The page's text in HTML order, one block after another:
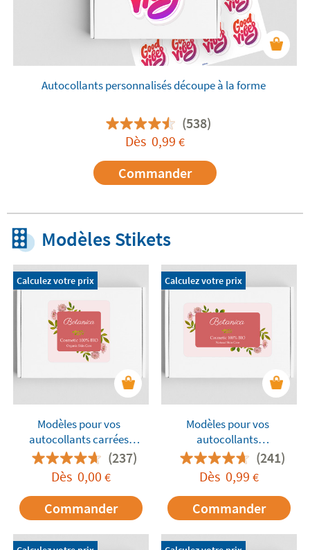
Autocollants personnalisés découpe à la forme
(538)
Dès 0,99 €
Commander
Modèles Stikets
Calculez votre prix
Modèles pour vos
autocollants carrées
personnalisés(237)
Dès 0,00 €
Commander
Calculez votre prix
Modèles pour vos
autocollants
rectangulaires
personnalisés
(241)
Dès0,99 €
Commander